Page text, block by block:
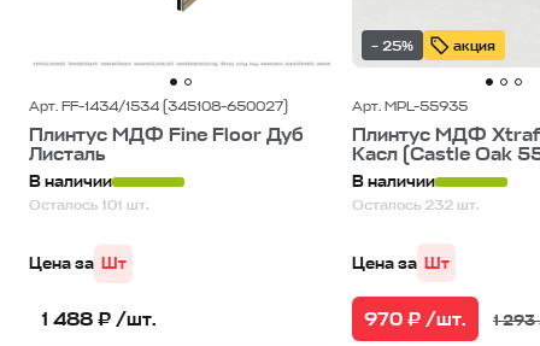
Арт. FF-1434/1534 (345108-650027)
Плинтус МДФ Fine Floor Дуб
Листаль
В наличии
Осталось 101 шт.
Цена за Шт
1 488 ₽ /шт.
– 25% акция
Арт. MPL-55935
Плинтус МДФ
Касл (Castle Oak
В наличии
Осталось 232 шт.
Цена за Шт
970 ₽ /шт. 1